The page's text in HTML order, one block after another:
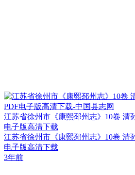
江苏省徐州市《康熙邳州志》10卷 清
电子版高清下载
江苏省徐州市《康熙邳州志》10卷 清
电子版高清下载
3年前